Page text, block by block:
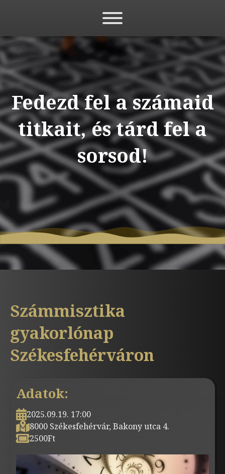
Fedezd fel a számaid
titkait, és tárd fel a
sorsod!
Számmisztika
gyakorlónap
Székesfehérváron
Adatok:
2025.09.19. 17:00
8000 Székesfehérvár, Bakony utca 4.
2500Ft